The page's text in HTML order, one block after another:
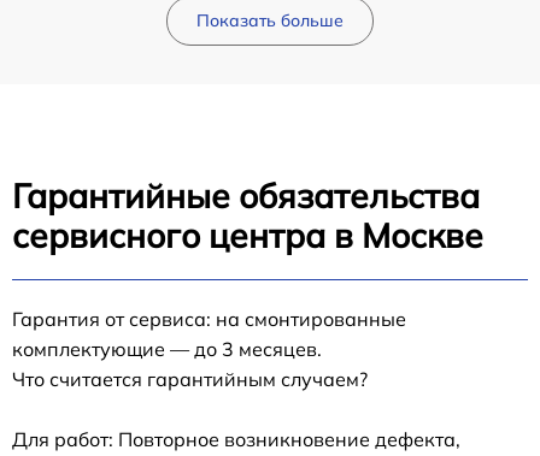
Показать больше
Гарантийные обязательства
сервисного центра в Москве
Гарантия от сервиса: на смонтированные
комплектующие — до 3 месяцев.
Что считается гарантийным случаем?
Для работ: Повторное возникновение дефекта,